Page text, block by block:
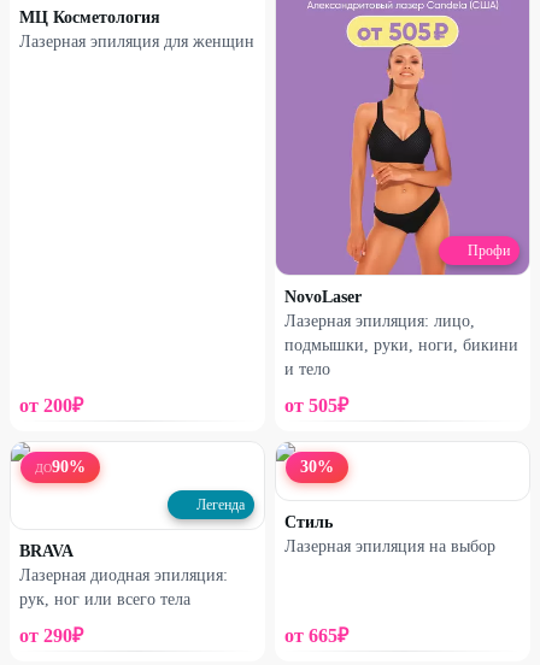
МЦ Косметология
Лазерная эпиляция для женщин
от 200₽
Профи
NovoLaser
Лазерная эпиляция: лицо,
подмышки, руки, ноги, бикини
и тело
от 505₽
ДО90%
Легенда
BRAVA
Лазерная диодная эпиляция:
рук, ног или всего тела
от 290₽
30%
Стиль
Лазерная эпиляция на выбор
от 665₽